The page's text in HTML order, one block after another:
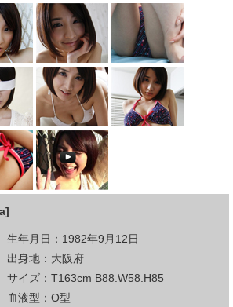
生年月日：1982年9月12日
出身地：大阪府
サイズ：T163cm B88.W58.H85
血液型：O型